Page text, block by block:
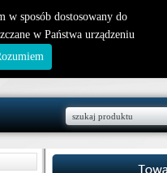
nowy klient
w sposób dostosowany do
w Państwa urządzeniu